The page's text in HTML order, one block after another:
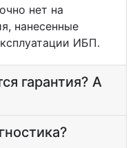
нет на
нанесенные
ИБП.
гарантия? А